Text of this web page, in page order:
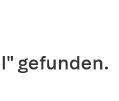
gefunden.